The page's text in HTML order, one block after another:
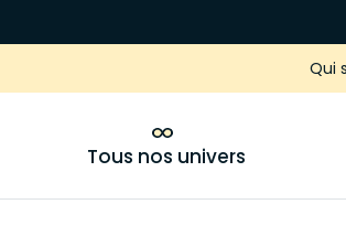
Qui
Tous nos univers